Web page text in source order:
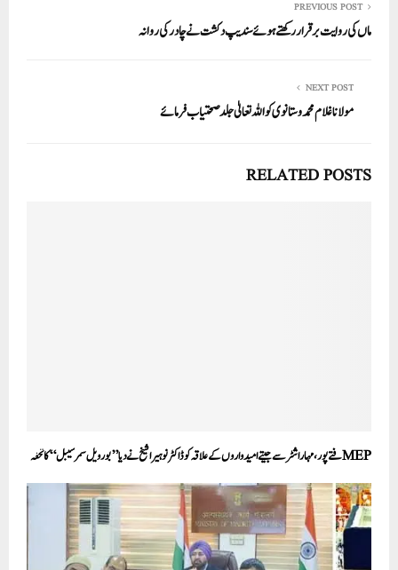
PREVIOUS POST
ماں کی روایت بر قرار رکھتے ہو ئے سندیپ دکشت نے چادر کی روانہ
NEXT POST
مولانا غلام محمد وستانوی کو اللہ تعالیٰ جلد صحتیاب فرمائے
RELATED POSTS
MEPفتے پور، مہاراشٹر سے جیتے امیدواروں کے علاقہ کوڈاکٹر نوہیرا شیخ نے دیا ’’بور ویل سمر سیبل‘‘ کا تحفہ